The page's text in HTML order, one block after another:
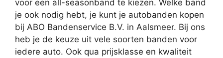
voor een all-seasonband te kiezen. Welke band
je ook nodig hebt, je kunt je autobanden kopen
bij ABO Bandenservice B.V. in Aalsmeer. Bij ons
heb je de keuze uit vele soorten banden voor
iedere auto. Ook qua prijsklasse en kwaliteit